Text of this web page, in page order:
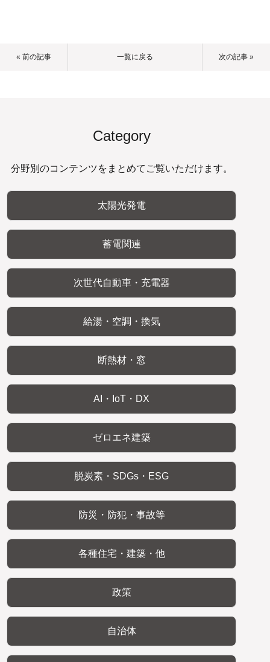
« 前の記事 一覧に戻る 次の記事 »
Category
分野別のコンテンツをまとめてご覧いただけます。
太陽光発電
蓄電関連
次世代自動車・充電器
給湯・空調・換気
断熱材・窓
AI・IoT・DX
ゼロエネ建築
脱炭素・SDGs・ESG
防災・防犯・事故等
各種住宅・建築・他
政策
自治体